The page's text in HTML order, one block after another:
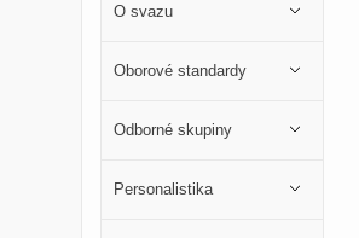
O svazu
Oborové standardy
Odborné skupiny
Personalistika